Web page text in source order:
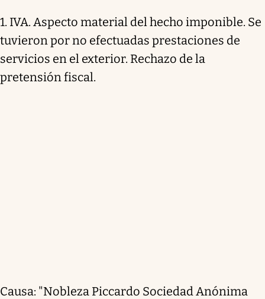
1. IVA. Aspecto material del hecho imponible. Se
tuvieron por no efectuadas prestaciones de
servicios en el exterior. Rechazo de la
pretensión fiscal.
Causa: "Nobleza Piccardo Sociedad Anónima